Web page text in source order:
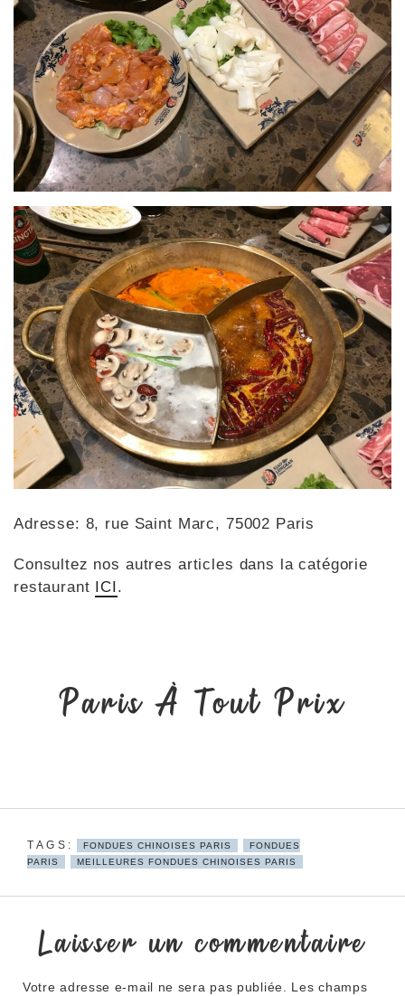
Adresse: 8, rue Saint Marc, 75002 Paris
Consultez nos autres articles dans la catégorie
restaurant
ICI .
Paris À Tout Prix
FONDUES CHINOISES PARIS
FONDUES
PARIS
MEILLEURES FONDUES CHINOISES PARIS
Laisser un commentaire
Votre adresse e-mail ne sera pas publiée. Les champs